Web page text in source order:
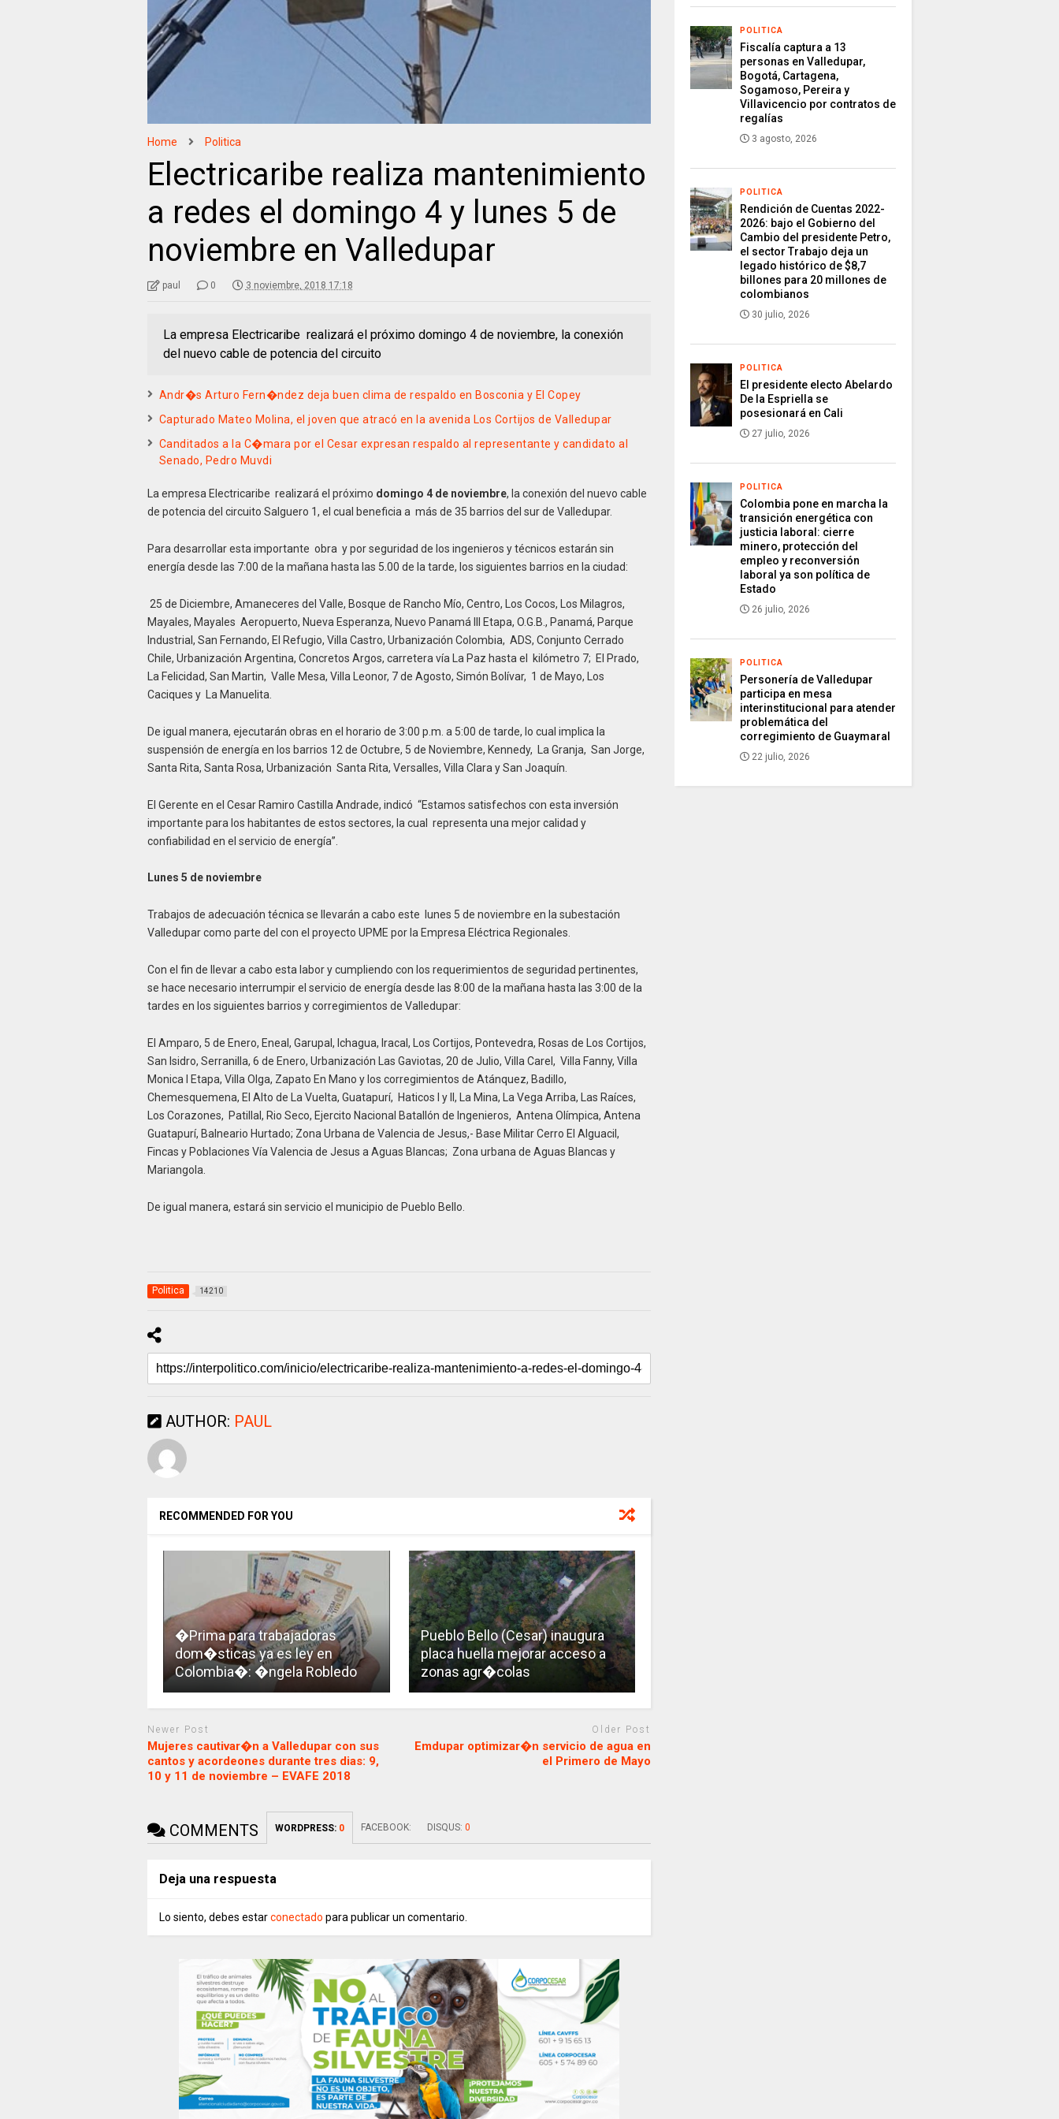
Home Politica
Electricaribe realiza mantenimiento
a redes el domingo 4 y lunes 5 de
noviembre en Valledupar
paul 0 3 noviembre, 2018 17:18
La empresa Electricaribe realizará el próximo domingo 4 de noviembre, la conexión
del nuevo cable de potencia del circuito
Andr�s Arturo Fern�ndez deja buen clima de respaldo en Bosconia y El Copey
Capturado Mateo Molina, el joven que atracó en la avenida Los Cortijos de Valledupar
Canditados a la C�mara por el Cesar expresan respaldo al representante y candidato al
Senado, Pedro Muvdi
La empresa Electricaribe realizará el próximo domingo 4 de noviembre, la conexión del nuevo cable
de potencia del circuito Salguero 1, el cual beneficia a más de 35 barrios del sur de Valledupar.
Para desarrollar esta importante obra y por seguridad de los ingenieros y técnicos estarán sin
energía desde las 7:00 de la mañana hasta las 5.00 de la tarde, los siguientes barrios en la ciudad:
25 de Diciembre, Amaneceres del Valle, Bosque de Rancho Mío, Centro, Los Cocos, Los Milagros,
Mayales, Mayales Aeropuerto, Nueva Esperanza, Nuevo Panamá III Etapa, O.G.B., Panamá, Parque
Industrial, San Fernando, El Refugio, Villa Castro, Urbanización Colombia, ADS, Conjunto Cerrado
Chile, Urbanización Argentina, Concretos Argos, carretera vía La Paz hasta el kilómetro 7; El Prado,
La Felicidad, San Martin, Valle Mesa, Villa Leonor, 7 de Agosto, Simón Bolívar, 1 de Mayo, Los
Caciques y La Manuelita.
De igual manera, ejecutarán obras en el horario de 3:00 p.m. a 5:00 de tarde, lo cual implica la
suspensión de energía en los barrios 12 de Octubre, 5 de Noviembre, Kennedy, La Granja, San Jorge,
Santa Rita, Santa Rosa, Urbanización Santa Rita, Versalles, Villa Clara y San Joaquín.
El Gerente en el Cesar Ramiro Castilla Andrade, indicó “Estamos satisfechos con esta inversión
importante para los habitantes de estos sectores, la cual representa una mejor calidad y
confiabilidad en el servicio de energía”.
Lunes 5 de noviembre
Trabajos de adecuación técnica se llevarán a cabo este lunes 5 de noviembre en la subestación
Valledupar como parte del con el proyecto UPME por la Empresa Eléctrica Regionales.
Con el fin de llevar a cabo esta labor y cumpliendo con los requerimientos de seguridad pertinentes,
se hace necesario interrumpir el servicio de energía desde las 8:00 de la mañana hasta las 3:00 de la
tardes en los siguientes barrios y corregimientos de Valledupar:
El Amparo, 5 de Enero, Eneal, Garupal, Ichagua, Iracal, Los Cortijos, Pontevedra, Rosas de Los Cortijos,
San Isidro, Serranilla, 6 de Enero, Urbanización Las Gaviotas, 20 de Julio, Villa Carel, Villa Fanny, Villa
Monica I Etapa, Villa Olga, Zapato En Mano y los corregimientos de Atánquez, Badillo,
Chemesquemena, El Alto de La Vuelta, Guatapurí, Haticos I y II, La Mina, La Vega Arriba, Las Raíces,
Los Corazones, Patillal, Rio Seco, Ejercito Nacional Batallón de Ingenieros, Antena Olímpica, Antena
Guatapurí, Balneario Hurtado; Zona Urbana de Valencia de Jesus,- Base Militar Cerro El Alguacil,
Fincas y Poblaciones Vía Valencia de Jesus a Aguas Blancas; Zona urbana de Aguas Blancas y
Mariangola.
De igual manera, estará sin servicio el municipio de Pueblo Bello.
Politica 14210
AUTHOR: PAUL
RECOMMENDED FOR YOU
�Prima para trabajadoras
dom�sticas ya es ley en
Colombia�: �ngela Robledo
Pueblo Bello (Cesar) inaugura
placa huella mejorar acceso a
zonas agr�colas
Newer Post
Mujeres cautivar�n a Valledupar con sus
cantos y acordeones durante tres dias: 9,
10 y 11 de noviembre – EVAFE 2018
Older Post
Emdupar optimizar�n servicio de agua en
el Primero de Mayo
COMMENTS WORDPRESS: 0 FACEBOOK: DISQUS: 0
Deja una respuesta
Lo siento, debes estarconectado para publicar un comentario.
POLITICA
Fiscalía captura a 13
personas en Valledupar,
Bogotá, Cartagena,
Sogamoso, Pereira y
Villavicencio por contratos de
regalías
3 agosto, 2026
POLITICA
Rendición de Cuentas 2022-
2026: bajo el Gobierno del
Cambio del presidente Petro,
el sector Trabajo deja un
legado histórico de $8,7
billones para 20 millones de
colombianos
30 julio, 2026
POLITICA
El presidente electo Abelardo
De la Espriella se
posesionará en Cali
27 julio, 2026
POLITICA
Colombia pone en marcha la
transición energética con
justicia laboral: cierre
minero, protección del
empleo y reconversión
laboral ya son política de
Estado
26 julio, 2026
POLITICA
Personería de Valledupar
participa en mesa
interinstitucional para atender
problemática del
corregimiento de Guaymaral
22 julio, 2026